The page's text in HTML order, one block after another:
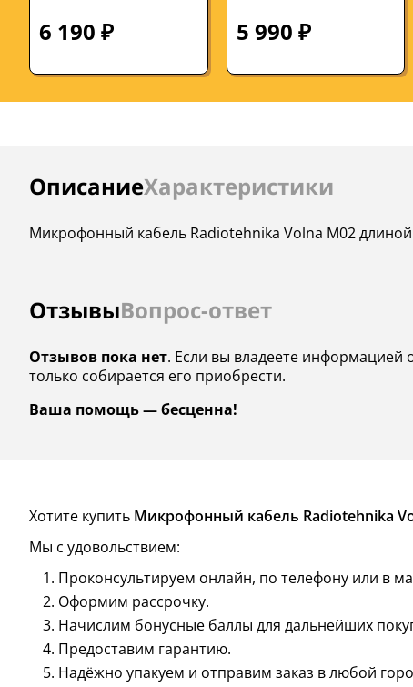
6 190 ₽ 5 990 ₽
ОписаниеХарактеристики
Инструкции
Микрофонный кабель Radiotehnika Volna M02
ОтзывыВопрос-ответ
Отзывов пока нет. Если вы владеете информацией
только собирается его приобрести.
Ваша помощь — бесценна!
Хотите купить Микрофонный кабель Radiotehnika
Мы с удовольствием:
Проконсультируем онлайн, по телефону или в
Оформим рассрочку.
Начислим бонусные баллы для дальнейших
Предоставим гарантию.
Надёжно упакуем и отправим заказ в любой